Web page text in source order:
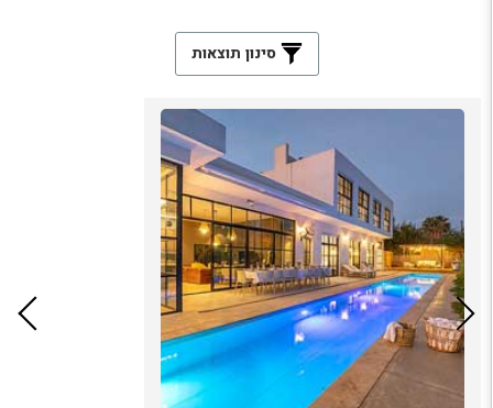
סינון תוצאות